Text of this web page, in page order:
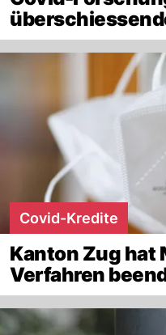
Covid-Kredite
Kanton Zug hat
Verfahren